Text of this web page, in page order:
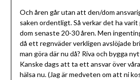
Och åren går utan att den/dom
saken ordentligt. Så verkar det ha varit
dom senaste 20-30 åren. Men
då ett regnväder verkligen avslöjade
man göra där nu då? Riva och bygga
Kanske dags att ta ett ansvar över
hälsa nu. (Jag är medveten om att ni